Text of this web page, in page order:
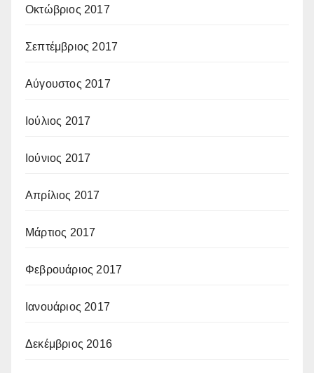
Οκτώβριος 2017
Σεπτέμβριος 2017
Αύγουστος 2017
Ιούλιος 2017
Ιούνιος 2017
Απρίλιος 2017
Μάρτιος 2017
Φεβρουάριος 2017
Ιανουάριος 2017
Δεκέμβριος 2016